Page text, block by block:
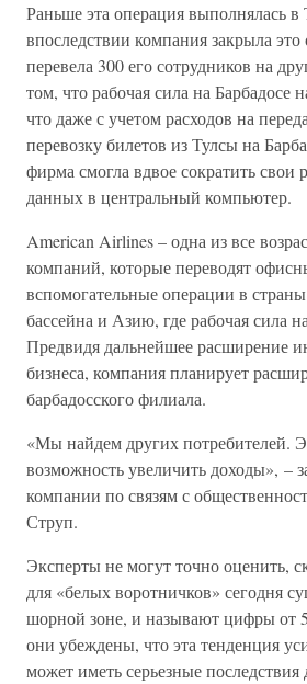
Раньше эта операция выполнялась в
впоследствии компания закрыла это
перевела 300 его сотрудников на
том, что рабочая сила на Барбадосе
что даже с учетом расходов на
перевозку билетов из Тулсы на
фирма смогла вдвое сократить свои
данных в центральный компьютер.
American Airlines – одна из все
компаний, которые переводят
вспомогательные операции в
бассейна и Азию, где рабочая сила
Предвидя дальнейшее расширение
бизнеса, компания планирует
барбадосского филиала.
«Мы найдем других потребителей.
возможность увеличить доходы», –
компании по связям с
Струп.
Эксперты не могут точно оценить,
для «белых воротничков» сегодня
шорной зоне, и называют цифры от
они убеждены, что эта тенденция
может иметь серьезные